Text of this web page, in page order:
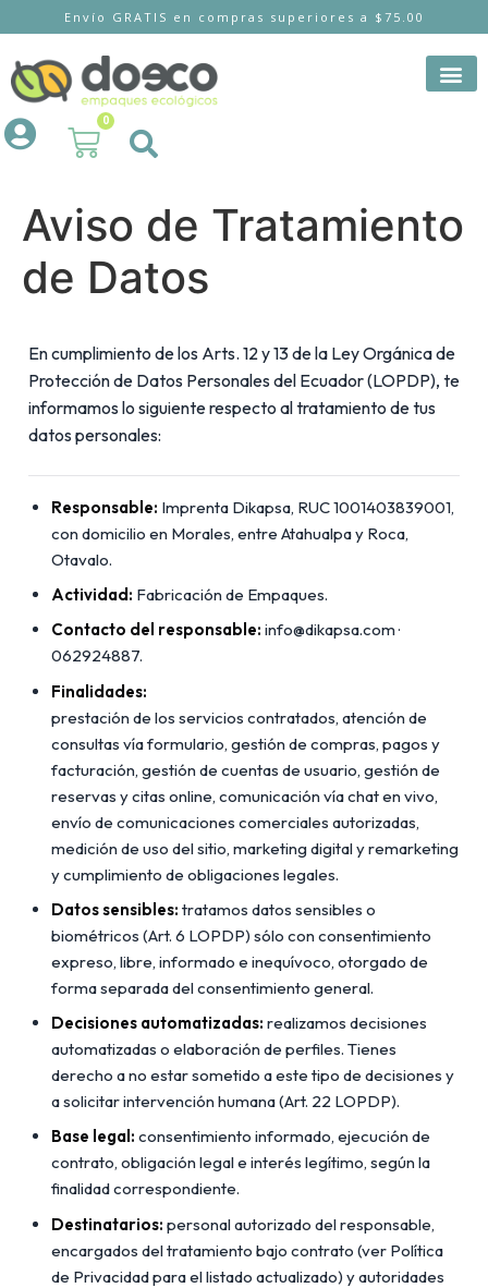
Envío GRATIS en compras superiores a $75.00
0
Aviso de Tratamiento
de Datos
En cumplimiento de los Arts. 12 y 13 de la Ley Orgánica de
Protección de Datos Personales del Ecuador (LOPDP), te
informamos lo siguiente respecto al tratamiento de tus
datos personales:
Responsable: Imprenta Dikapsa, RUC 1001403839001,
con domicilio en Morales, entre Atahualpa y Roca,
Otavalo.
Actividad: Fabricación de Empaques.
Contacto del responsable: info@dikapsa.com ·
062924887.
Finalidades:
prestación de los servicios contratados, atención de
consultas vía formulario, gestión de compras, pagos y
facturación, gestión de cuentas de usuario, gestión de
reservas y citas online, comunicación vía chat en vivo,
envío de comunicaciones comerciales autorizadas,
medición de uso del sitio, marketing digital y remarketing
y cumplimiento de obligaciones legales.
Datos sensibles: tratamos datos sensibles o
biométricos (Art. 6 LOPDP) sólo con consentimiento
expreso, libre, informado e inequívoco, otorgado de
forma separada del consentimiento general.
Decisiones automatizadas: realizamos decisiones
automatizadas o elaboración de perfiles. Tienes
derecho a no estar sometido a este tipo de decisiones y
a solicitar intervención humana (Art. 22 LOPDP).
Base legal: consentimiento informado, ejecución de
contrato, obligación legal e interés legítimo, según la
finalidad correspondiente.
Destinatarios: personal autorizado del responsable,
encargados del tratamiento bajo contrato (ver Política
de Privacidad para el listado actualizado) y autoridades